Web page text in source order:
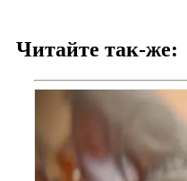
Читайте так-же: